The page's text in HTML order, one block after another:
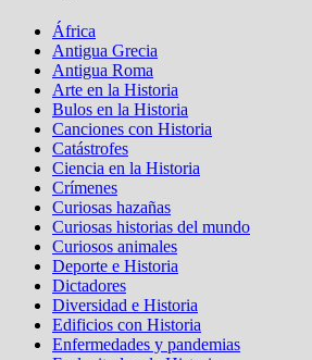
África
Antigua Grecia
Antigua Roma
Arte en la Historia
Bulos en la Historia
Canciones con Historia
Catástrofes
Ciencia en la Historia
Crímenes
Curiosas hazañas
Curiosas historias del mundo
Curiosos animales
Deporte e Historia
Dictadores
Diversidad e Historia
Edificios con Historia
Enfermedades y pandemias